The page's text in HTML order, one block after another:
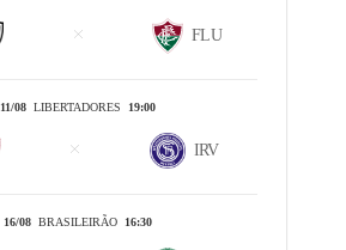
FLU
11/08LIBERTADORES 19:00
IRV
16/08BRASILEIRÃO 16:30